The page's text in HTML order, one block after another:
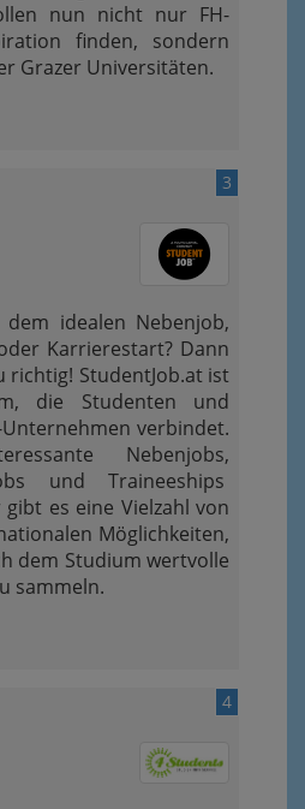
nun nicht nur FH-
finden, sondern
Grazer Universitäten.
3
idealen Nebenjob,
Karrierestart? Dann
richtig! StudentJob.at ist
die Studenten und
verbindet.
Nebenjobs,
und Traineeships
es eine Vielzahl von
Möglichkeiten,
dem Studium wertvolle
sammeln.
4